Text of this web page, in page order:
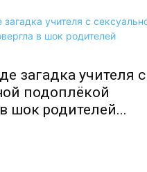
загадка учителя с
подоплёкой
шок родителей...